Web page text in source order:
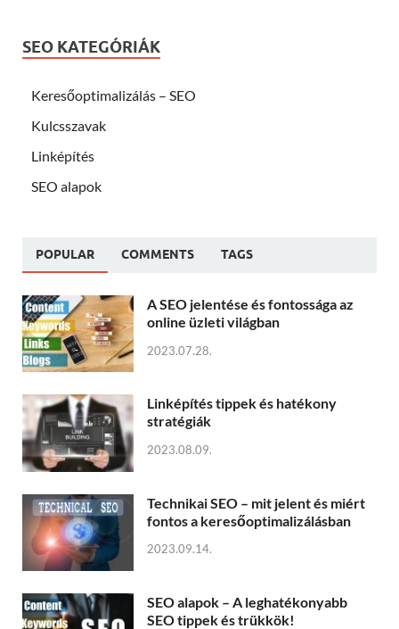
SEO KATEGÓRIÁK
Keresőoptimalizálás – SEO
Kulcsszavak
Linképítés
SEO alapok
POPULAR COMMENTS TAGS
A SEO jelentése és fontossága az
online üzleti világban
2023.07.28.
Linképítés tippek és hatékony
stratégiák
2023.08.09.
Technikai SEO – mit jelent és miért
fontos a keresőoptimalizálásban
2023.09.14.
SEO alapok – A leghatékonyabb
SEO tippek és trükkök!